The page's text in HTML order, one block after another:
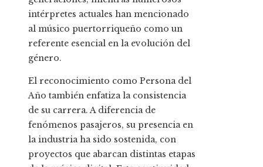
intérpretes actuales han mencionado
al músico puertorriqueño como un
referente esencial en la evolución del
género.
El reconocimiento como Persona del
Año también enfatiza la consistencia
de su carrera. A diferencia de
fenómenos pasajeros, su presencia en
la industria ha sido sostenida, con
proyectos que abarcan distintas etapas